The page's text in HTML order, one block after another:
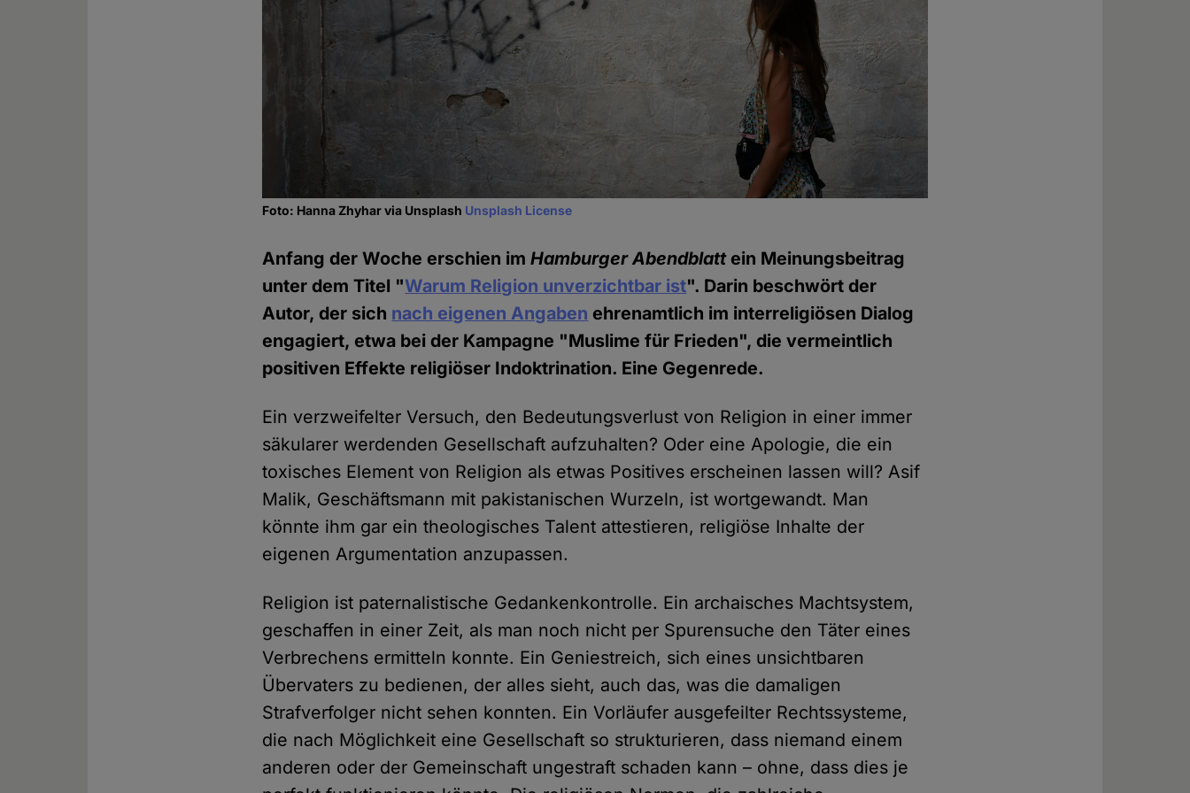
Foto: Hanna Zhyhar via Unsplash Unsplash License
Anfang der Woche erschien imHamburger Abendblattein Meinungsbeitrag
unter dem Titel "Warum Religion unverzichtbar ist". Darin beschwört der
Autor, der sich nach eigenen Angaben ehrenamtlich im interreligiösen Dialog
engagiert, etwa bei der Kampagne "Muslime für Frieden", die vermeintlich
positiven Effekte religiöser Indoktrination. Eine Gegenrede.
Ein verzweifelter Versuch, den Bedeutungsverlust von Religion in einer immer
säkularer werdenden Gesellschaft aufzuhalten? Oder eine Apologie, die ein
toxisches Element von Religion als etwas Positives erscheinen lassen will? Asif
Malik, Geschäftsmann mit pakistanischen Wurzeln, ist wortgewandt. Man
könnte ihm gar ein theologisches Talent attestieren, religiöse Inhalte der
eigenen Argumentation anzupassen.
Religion ist paternalistische Gedankenkontrolle. Ein archaisches Machtsystem,
geschaffen in einer Zeit, als man noch nicht per Spurensuche den Täter eines
Verbrechens ermitteln konnte. Ein Geniestreich, sich eines unsichtbaren
Übervaters zu bedienen, der alles sieht, auch das, was die damaligen
Strafverfolger nicht sehen konnten. Ein Vorläufer ausgefeilter Rechtssysteme,
die nach Möglichkeit eine Gesellschaft so strukturieren, dass niemand einem
anderen oder der Gemeinschaft ungestraft schaden kann – ohne, dass dies je